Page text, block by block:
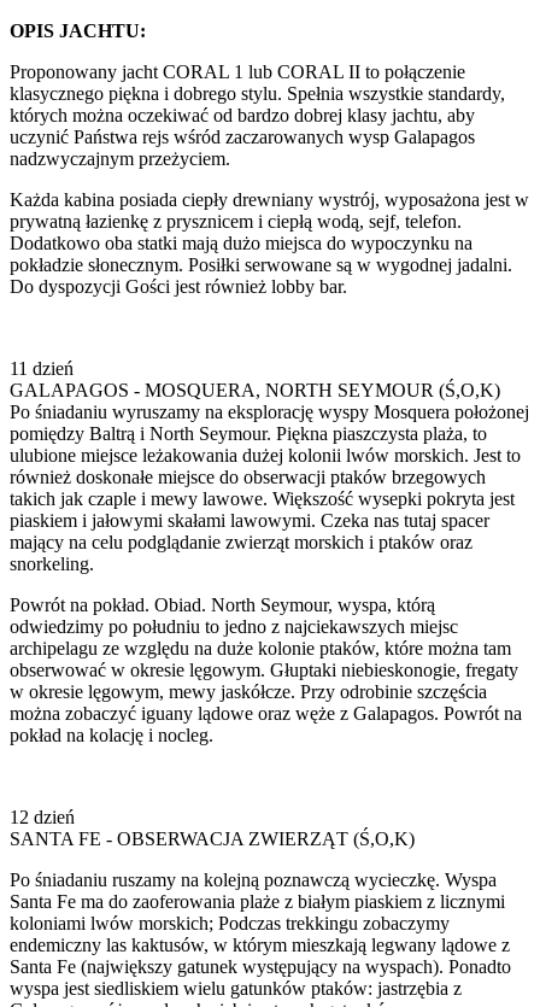
OPIS JACHTU:
Proponowany jacht CORAL 1 lub CORAL II to połączenie
klasycznego piękna i dobrego stylu. Spełnia wszystkie standardy,
których można oczekiwać od bardzo dobrej klasy jachtu, aby
uczynić Państwa rejs wśród zaczarowanych wysp Galapagos
nadzwyczajnym przeżyciem.
Każda kabina posiada ciepły drewniany wystrój, wyposażona jest w
prywatną łazienkę z prysznicem i ciepłą wodą, sejf, telefon.
Dodatkowo oba statki mają dużo miejsca do wypoczynku na
pokładzie słonecznym. Posiłki serwowane są w wygodnej jadalni.
Do dyspozycji Gości jest również lobby bar.
11 dzień
GALAPAGOS - MOSQUERA, NORTH SEYMOUR (Ś,O,K)
Po śniadaniu wyruszamy na eksplorację wyspy Mosquera położonej
pomiędzy Baltrą i North Seymour. Piękna piaszczysta plaża, to
ulubione miejsce leżakowania dużej kolonii lwów morskich. Jest to
również doskonałe miejsce do obserwacji ptaków brzegowych
takich jak czaple i mewy lawowe. Większość wysepki pokryta jest
piaskiem i jałowymi skałami lawowymi. Czeka nas tutaj spacer
mający na celu podglądanie zwierząt morskich i ptaków oraz
snorkeling.
Powrót na pokład. Obiad. North Seymour, wyspa, którą
odwiedzimy po południu to jedno z najciekawszych miejsc
archipelagu ze względu na duże kolonie ptaków, które można tam
obserwować w okresie lęgowym. Głuptaki niebieskonogie, fregaty
w okresie lęgowym, mewy jaskółcze. Przy odrobinie szczęścia
można zobaczyć iguany lądowe oraz węże z Galapagos. Powrót na
pokład na kolację i nocleg.
12 dzień
SANTA FE - OBSERWACJA ZWIERZĄT (Ś,O,K)
Po śniadaniu ruszamy na kolejną poznawczą wycieczkę. Wyspa
Santa Fe ma do zaoferowania plaże z białym piaskiem z licznymi
koloniami lwów morskich; Podczas trekkingu zobaczymy
endemiczny las kaktusów, w którym mieszkają legwany lądowe z
Santa Fe (największy gatunek występujący na wyspach). Ponadto
wyspa jest siedliskiem wielu gatunków ptaków: jastrzębia z